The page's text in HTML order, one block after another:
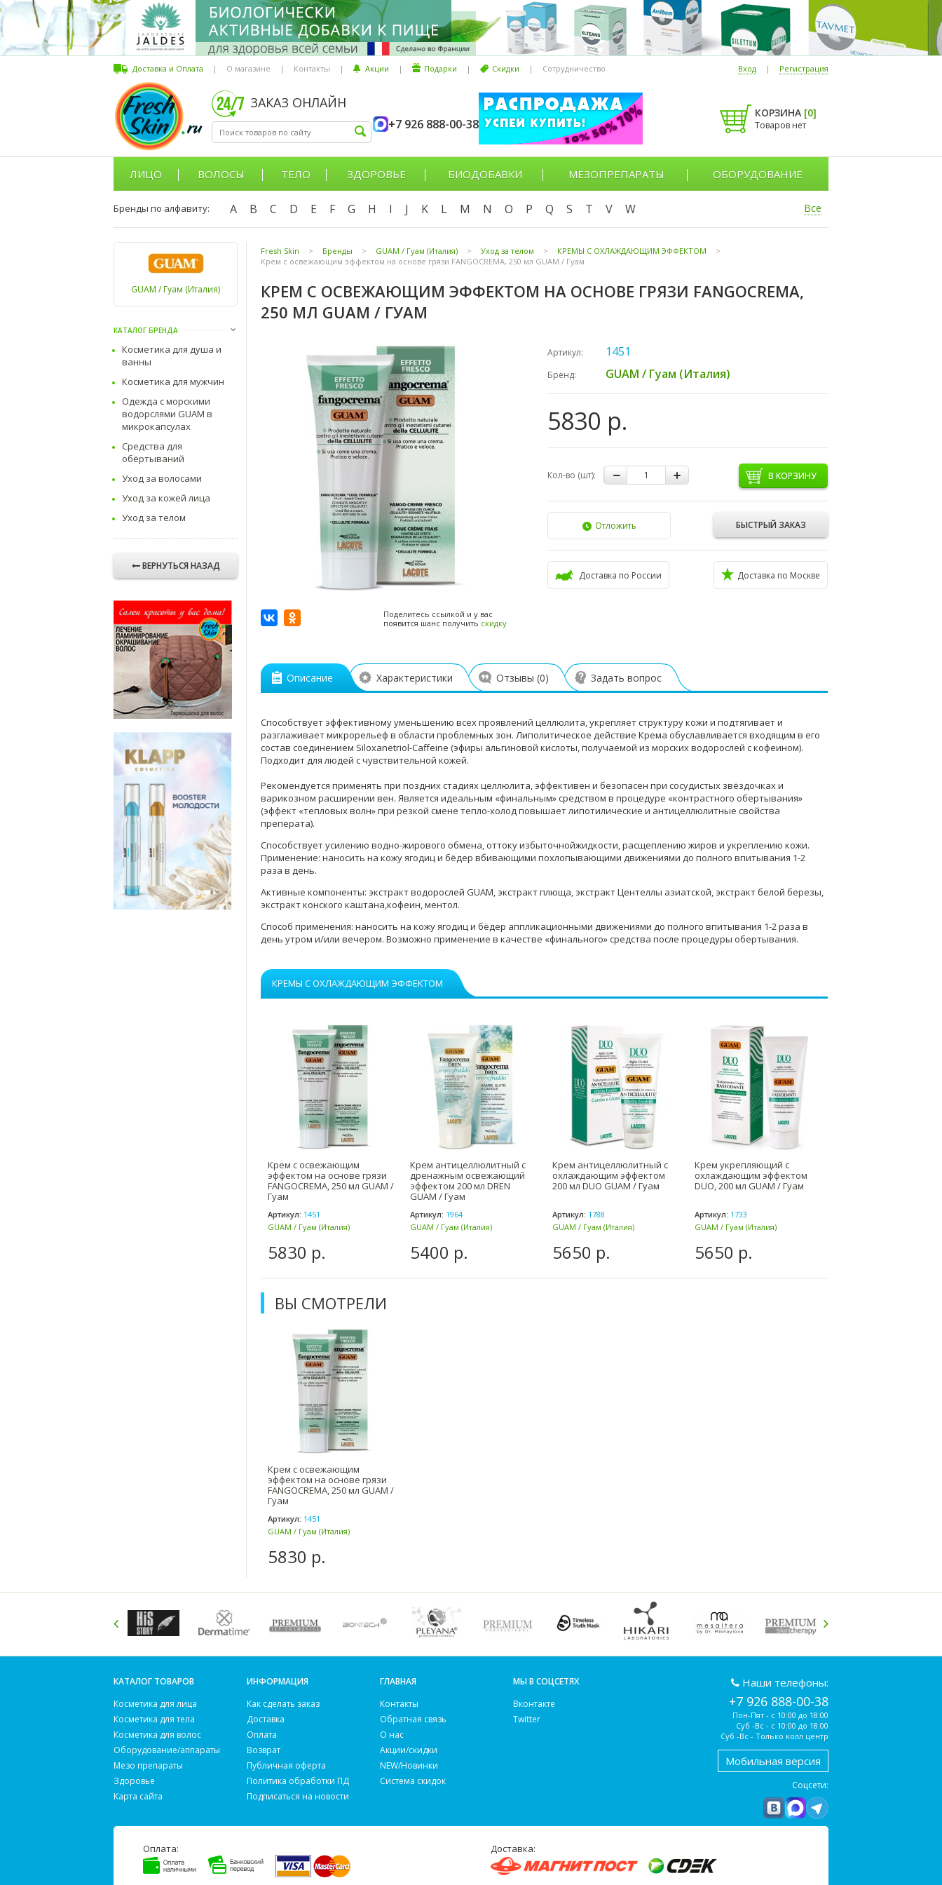
Доставка и Оплата | О магазине | Контакты | Акции | Подарки | Скидки | Сотрудничество Вход | Регистрация
ЗАКАЗ ОНЛАЙН
+7 926 888-00-38
КОРЗИНА [0]
Товаров нет
ЛИЦО ВОЛОСЫ ТЕЛО ЗДОРОВЬЕ БИОДОБАВКИ МЕЗОПРЕПАРАТЫ ОБОРУДОВАНИЕ
Бренды по алфавиту: A B C D E F G H I J K L M N O P Q S T V W Все
GUAM / Гуам (Италия)
КАТАЛОГ БРЕНДА
Косметика для душа и
ванны
Косметика для мужчин
Одежда с морскими
водорслями GUAM в
микрокапсулах
Средства для
обёртываний
Уход за волосами
Уход за кожей лица
Уход за телом
ВЕРНУТЬСЯ НАЗАД
Fresh Skin > Бренды > GUAM / Гуам (Италия) > Уход за телом > КРЕМЫ С ОХЛАЖДАЮЩИМ ЭФФЕКТОМ
>
Крем с освежающим эффектом на основе грязи FANGOCREMA, 250 мл GUAM / Гуам
КРЕМ С ОСВЕЖАЮЩИМ ЭФФЕКТОМ НА ОСНОВЕ ГРЯЗИ FANGOCREMA,
250 МЛ GUAM / ГУАМ
Поделитесь ссылкой и у вас
появится шанс получить скидку
Артикул: 1451
Бренд: GUAM / Гуам (Италия)
5830 р.
Кол-во (шт): В КОРЗИНУ
БЫСТРЫЙ ЗАКАЗ
Отложить
Доставка по России Доставка по Москве
Описание Характеристики Отзывы (0) Задать вопрос
Способствует эффективному уменьшению всех проявлений целлюлита, укрепляет структуру кожи и подтягивает и
разглаживает микрорельеф в области проблемных зон. Липолитическое действие Крема обуславливается входящим в его
состав соединением Siloxanetriol-Caffeine (эфиры альгиновой кислоты, получаемой из морских водорослей с кофеином).
Подходит для людей с чувствительной кожей.
Рекомендуется применять при поздних стадиях целлюлита, эффективен и безопасен при сосудистых звёздочках и
варикозном расширении вен. Является идеальным «финальным» средством в процедуре «контрастного обертывания»
(эффект «тепловых волн» при резкой смене тепло-холод повышает липотилические и антицеллюлитные свойства
преперата).
Способствует усилению водно-жирового обмена, оттоку избыточнойжидкости, расщеплению жиров и укреплению кожи.
Применение: наносить на кожу ягодиц и бёдер вбивающими похлопывающими движениями до полного впитывания 1-2
раза в день.
Активные компоненты: экстракт водорослей GUAM, экстракт плюща, экстракт Центеллы азиатской, экстракт белой березы,
экстракт конского каштана,кофеин,ментол.
Способ применения: наносить на кожу ягодиц и бёдер аппликационными движениями до полного впитывания 1-2 раза в
день утром и/или вечером. Возможно применение в качестве «финального» средства после процедуры обертывания.
КРЕМЫ С ОХЛАЖДАЮЩИМ ЭФФЕКТОМ
Крем с освежающим
эффектом на основе грязи
FANGOCREMA, 250 мл GUAM /
Гуам
Артикул: 1451
GUAM / Гуам (Италия)
5830 р.
Крем антицеллюлитный с
дренажным освежающий
эффектом 200 мл DREN
GUAM / Гуам
Артикул: 1964
GUAM / Гуам (Италия)
5400 р.
Крем антицеллюлитный с
охлаждающим эффектом
200 мл DUO GUAM / Гуам
Артикул: 1788
GUAM / Гуам (Италия)
5650 р.
Крем укрепляющий с
охлаждающим эффектом
DUO, 200 мл GUAM / Гуам
Артикул: 1733
GUAM / Гуам (Италия)
5650 р.
ВЫ СМОТРЕЛИ
Крем с освежающим
эффектом на основе грязи
FANGOCREMA, 250 мл GUAM /
Гуам
Артикул: 1451
GUAM / Гуам (Италия)
5830 р.
КАТАЛОГ ТОВАРОВ
Косметика для лица
Косметика для тела
Косметика для волос
Оборудование/аппараты
Мезо препараты
Здоровье
Карта сайта
ИНФОРМАЦИЯ
Как сделать заказ
Доставка
Оплата
Возврат
Публичная оферта
Политика обработки ПД
Подписаться на новости
ГЛАВНАЯ
Контакты
Обратная связь
О нас
Акции/скидки
NEW/Новинки
Система скидок
МЫ В СОЦСЕТЯХ
Вконтакте
Twitter
Наши телефоны:
+7 926 888-00-38
Пон-Пят - с 10:00 до 18:00
Суб -Вс - с 10:00 до 18:00
Суб -Вс - Только колл центр
Мобильная версия
Соцсети:
Оплата: Доставка: